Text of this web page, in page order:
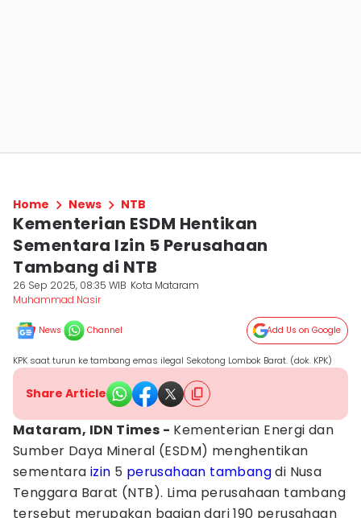
Home News NTB
Kementerian ESDM Hentikan
Sementara Izin 5 Perusahaan
Tambang di NTB
26 Sep 2025, 08:35 WIB Kota Mataram
Muhammad Nasir
News Channel Add Us on Google
KPK saat turun ke tambang emas ilegal Sekotong Lombok Barat. (dok. KPK)
Share Article
Mataram, IDN Times - Kementerian Energi dan
Sumber Daya Mineral (ESDM) menghentikan
sementaraizin 5 perusahaan tambangdi Nusa
Tenggara Barat (NTB). Lima perusahaan tambang
tersebut merupakan bagian dari 190 perusahaan